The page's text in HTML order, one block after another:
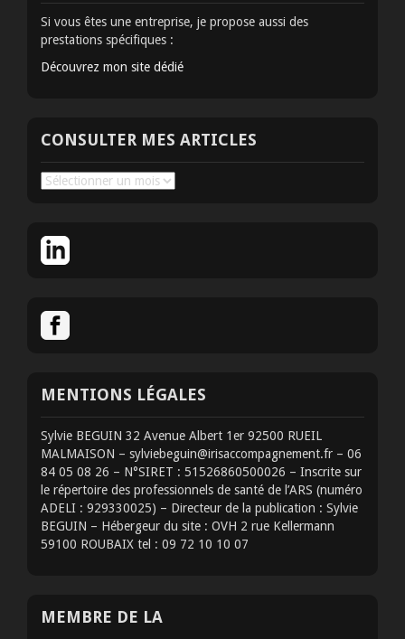
Si vous êtes une entreprise, je propose aussi des
prestations spécifiques :
Découvrez mon site dédié
CONSULTER MES ARTICLES
Consulter
MENTIONS LÉGALES
Sylvie BEGUIN 32 Avenue Albert 1er 92500 RUEIL
MALMAISON – sylviebeguin@irisaccompagnement.fr – 06
84 05 08 26 – N°SIRET : 51526860500026 – Inscrite sur
le répertoire des professionnels de santé de l’ARS (numéro
ADELI : 929330025) – Directeur de la publication : Sylvie
BEGUIN – Hébergeur du site : OVH 2 rue Kellermann
59100 ROUBAIX tel : 09 72 10 10 07
MEMBRE DE LA